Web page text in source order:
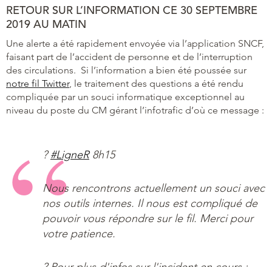
RETOUR SUR L’INFORMATION CE 30 SEPTEMBRE
2019 AU MATIN
Une alerte a été rapidement envoyée via l’application SNCF,
faisant part de l’accident de personne et de l’interruption
des circulations. Si l’information a bien été poussée sur
notre fil Twitter, le traitement des questions a été rendu
compliquée par un souci informatique exceptionnel au
niveau du poste du CM gérant l’infotrafic d’où ce message :
?#LigneR8h15
Nous rencontrons actuellement un souci avec
nos outils internes. Il nous est compliqué de
pouvoir vous répondre sur le fil. Merci pour
votre patience.